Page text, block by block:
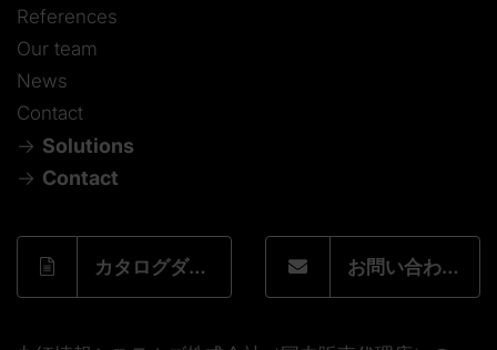
References
Our team
News
Contact
Solutions
Contact
カタログダウンロードフォーム お問い合わせフォーム